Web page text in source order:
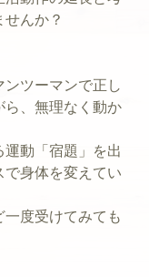
せんか？
ツーマンで正し
ら、無理なく動か
動「宿題」を出
で身体を変えてい
度受けてみても